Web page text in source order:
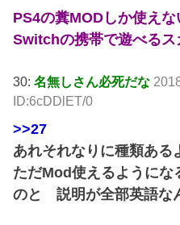
PS4の糞MODしか使え
Switchの携帯で遊べる
30:名無しさん必死だな
ID:6cDDlET/0
>>27
あれそれなりに種類ある
ただMod使えるようにな
のと 説明が全部英語な